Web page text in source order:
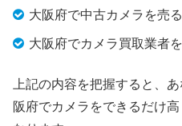
大阪府で中古カメラを売
大阪府でカメラ買取業者
上記の内容を把握すると、
阪府でカメラをできるだけ